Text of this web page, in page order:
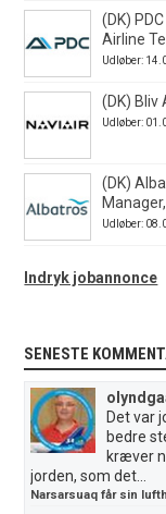
(DK)
Airline
Udløber:
(DK) Bliv
Udløber:
(DK)
Udløber:
Indryk jobannonce
SENESTE
Det var
bedre
kræver
jorden, som det...
Narsarsuaq får sin